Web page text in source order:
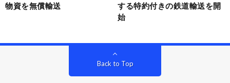
物資を無償輸送
する特約付きの鉄道輸送を開
始
Back to Top